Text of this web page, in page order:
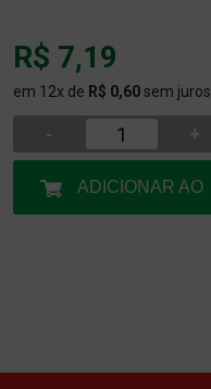
R$ 7,19
em 12x de R$ 0,60sem juros
- +